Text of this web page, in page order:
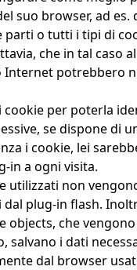
suo browser, ad es.
parti o tutti i tipi di
che in tal caso
Internet potrebbero
cookie per poterla
se dispone di
i cookie, lei
in a ogni visita.
utilizzati non
dal plug-in flash.
objects, che
salvano i dati
dal browser